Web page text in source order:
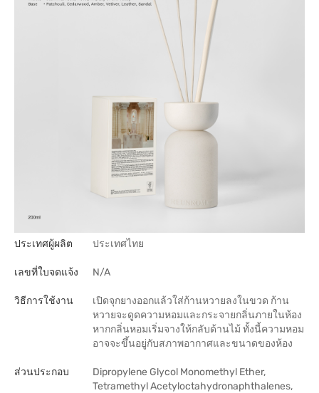
ประเทศผู้ผลิต ประเทศไทย
เลขที่ใบจดแจ้ง N/A
วิธีการใช้งาน
เปิดจุกยางออกแล้วใส่ก้านหวายลงในขวด ก้าน
หวายจะดูดความหอมและกระจายกลิ่นภายในห้อง
หากกลิ่นหอมเริ่มจางให้กลับด้านไม้ ทั้งนี้ความหอม
อาจจะขึ้นอยู่กับสภาพอากาศและขนาดของห้อง
ส่วนประกอบ
Dipropylene Glycol Monomethyl Ether,
Tetramethyl Acetyloctahydronaphthalenes,